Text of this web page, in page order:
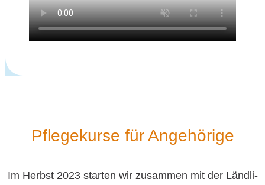
Pfle­ge­kur­se für Angehörige
Im Herbst 2023star­ten wir zusam­men mit der Länd­li­